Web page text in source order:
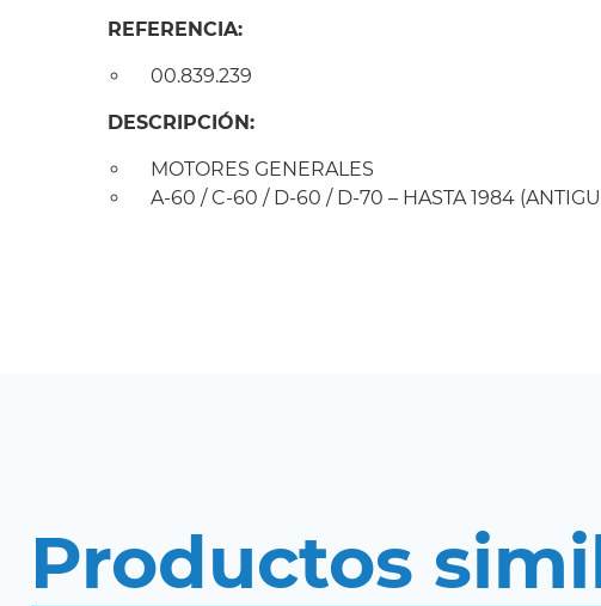
REFERENCIA:
00.839.239
DESCRIPCIÓN:
MOTORES GENERALES
A-60 / C-60 / D-60 / D-70 – HASTA 1984
Productos